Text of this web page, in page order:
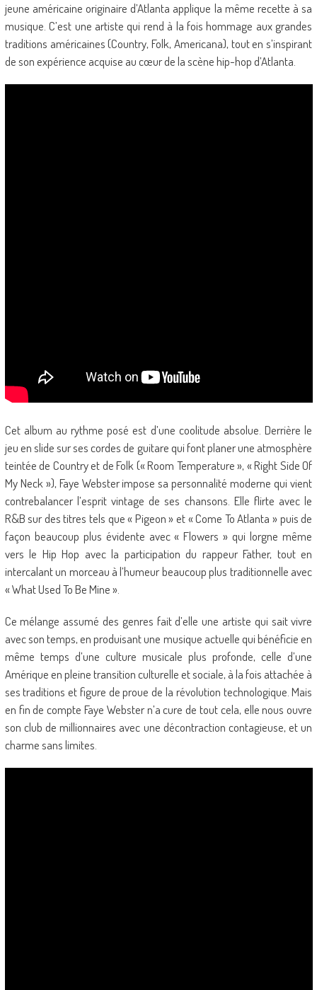
jeune américaine originaire d’Atlanta applique la même recette à sa
musique. C’est une artiste qui rend à la fois hommage aux grandes
traditions américaines (Country, Folk, Americana), tout en s’inspirant
de son expérience acquise au cœur de la scène hip-hop d’Atlanta.
Cet album au rythme posé est d’une coolitude absolue. Derrière le
jeu en slide sur ses cordes de guitare qui font planer une atmosphère
teintée de Country et de Folk (« Room Temperature », « Right Side Of
My Neck »), Faye Webster impose sa personnalité moderne qui vient
contrebalancer l’esprit vintage de ses chansons. Elle flirte avec le
R&B sur des titres tels que « Pigeon » et « Come To Atlanta » puis de
façon beaucoup plus évidente avec « Flowers » qui lorgne même
vers le Hip Hop avec la participation du rappeur Father, tout en
intercalant un morceau à l’humeur beaucoup plus traditionnelle avec
« What Used To Be Mine ».
Ce mélange assumé des genres fait d’elle une artiste qui sait vivre
avec son temps, en produisant une musique actuelle qui bénéficie en
même temps d’une culture musicale plus profonde, celle d’une
Amérique en pleine transition culturelle et sociale, à la fois attachée à
ses traditions et figure de proue de la révolution technologique. Mais
en fin de compte Faye Webster n’a cure de tout cela, elle nous ouvre
son club de millionnaires avec une décontraction contagieuse, et un
charme sans limites.